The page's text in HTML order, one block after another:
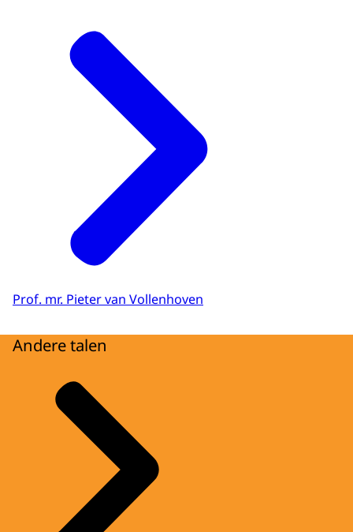
Prof. mr. Pieter van Vollenhoven
Andere talen